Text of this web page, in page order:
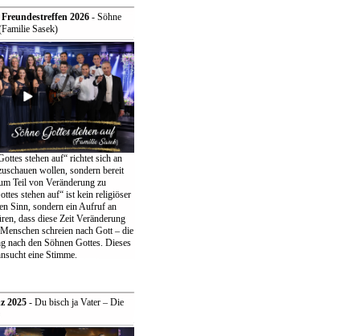
2026- Söhne
Sasek)
stehen auf“ richtet sich an
wollen, sondern bereit
Teil von Veränderung zu
stehen auf“ ist kein religiöser
Sinn, sondern ein Aufruf an
dass diese Zeit Veränderung
schreien nach Gott – die
nach den Söhnen Gottes. Dieses
eine Stimme.
2025- Du bisch ja Vater – Die